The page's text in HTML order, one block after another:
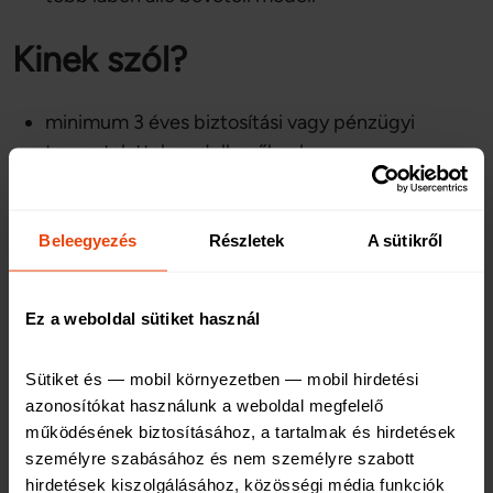
Beleegyezés Részletek A sütikről
Ez a weboldal sütiket használ
Sütiket és — mobil környezetben — mobil hirdetési
azonosítókat használunk a weboldal megfelelő
működésének biztosításához, a tartalmak és hirdetések
személyre szabásához és nem személyre szabott
hirdetések kiszolgálásához, közösségi média funkciók
Kinek szól?
minimum 3 éves biztosítási vagy pénzügyi
tapasztalattal rendelkezőknek
vállalkozói gondolkozású jelentkezőknek
Egy piacvezető rendszer
most megnyílt!
Saját irodát nyithatsz egy erős brand alatt!
Jelentkezz, és nézzük meg, hogyan tudsz